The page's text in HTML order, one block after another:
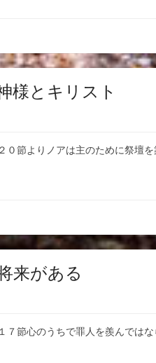
様とキリスト
０節よりノアは主のために祭壇
来がある
７節心のうちで罪人を羨んでは